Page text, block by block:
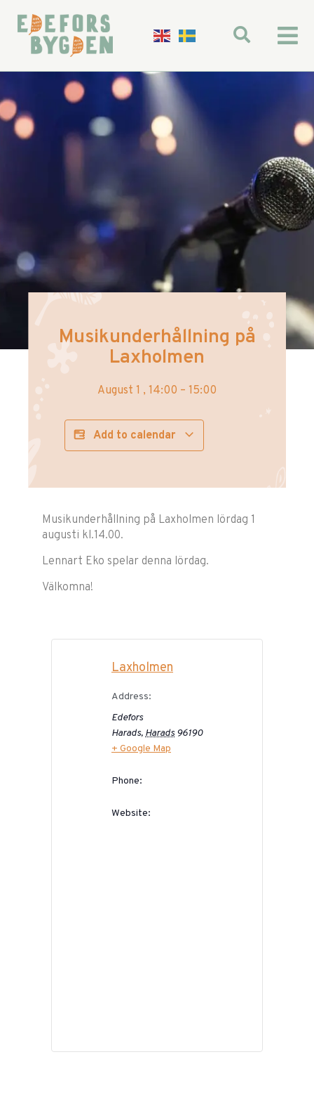
Musikunderhållning på
Laxholmen
August 1 , 14:00 – 15:00
Add to calendar
Musikunderhållning på Laxholmen lördag 1
augusti kl.14.00.
Lennart Eko spelar denna lördag.
Välkomna!
Laxholmen
Address:
Edefors
Harads, Harads 96190
+ Google Map
Phone:
Website: